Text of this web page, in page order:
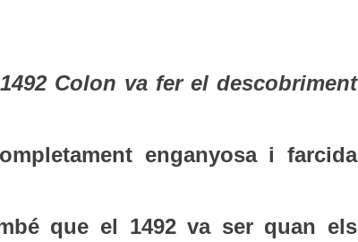
Colon va fer el descobriment
enganyosa i farcida
que el 1492 va ser quan els